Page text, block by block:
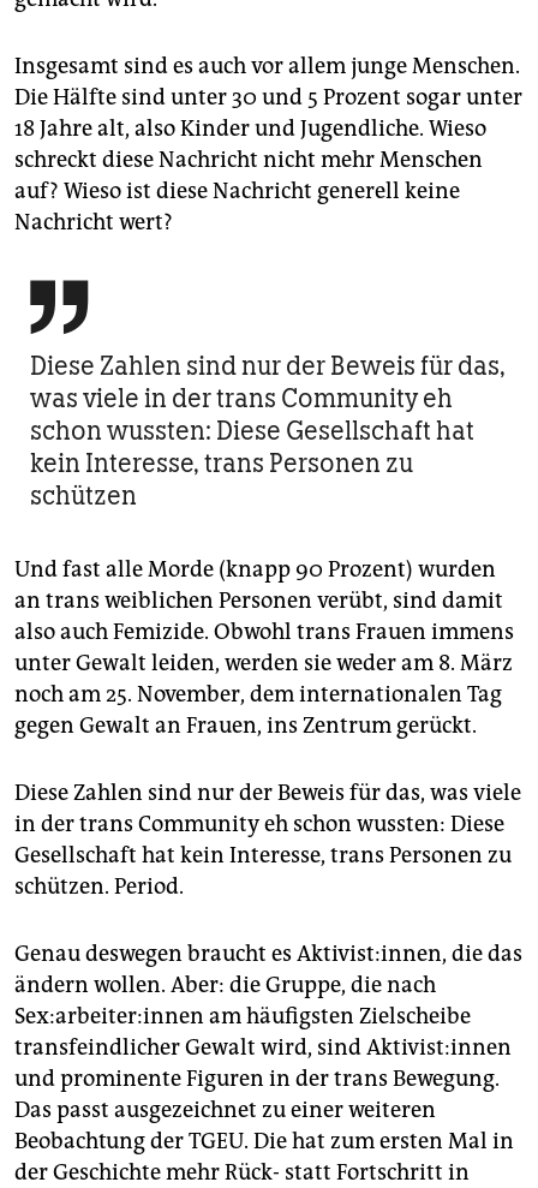
Insgesamt sind es auch vor allem junge Menschen.
Die Hälfte sind unter 30 und 5 Prozent sogar unter
18 Jahre alt, also Kinder und Jugendliche. Wieso
schreckt diese Nachricht nicht mehr Menschen
auf? Wieso ist diese Nachricht generell keine
Nachricht wert?

Diese Zahlen sind nur der Beweis für das,
was viele in der trans Community eh
schon wussten: Diese Gesellschaft hat
kein Interesse, trans Personen zu
schützen
Und fast alle Morde (knapp 90 Prozent) wurden
an trans weiblichen Personen verübt, sind damit
also auch Femizide. Obwohl trans Frauen immens
unter Gewalt leiden, werden sie weder am 8. März
noch am 25. November, dem internationalen Tag
gegen Gewalt an Frauen, ins Zentrum gerückt.
Diese Zahlen sind nur der Beweis für das, was viele
in der trans Community eh schon wussten: Diese
Gesellschaft hat kein Interesse, trans Personen zu
schützen. Period.
Genau deswegen braucht es Aktivist:innen, die das
ändern wollen. Aber: die Gruppe, die nach
Sex:arbeiter:innen am häufigsten Zielscheibe
transfeindlicher Gewalt wird, sind Ak­ti­vis­t:in­nen
und prominente Figuren in der trans Bewegung.
Das passt ausgezeichnet zu einer weiteren
Beobachtung der TGEU. Die hat zum ersten Mal in
der Geschichte mehr Rück- statt Fortschritt in